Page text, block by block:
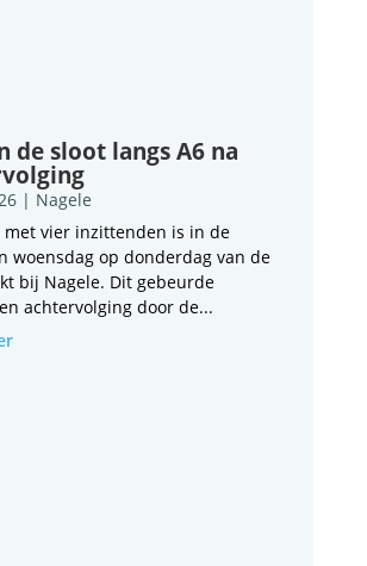
de sloot langs A6 na
| Nagele
met vier inzittenden is in de
woensdag op donderdag van de
bij Nagele. Dit gebeurde
achtervolging door de...